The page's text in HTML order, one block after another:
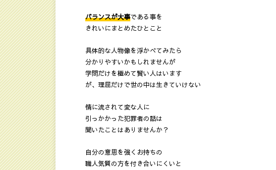
バランスが大事である事を
きれいにまとめたひとこと
具体的な人物像を浮かべてみたら
分かりやすいかもしれませんが
学問だけを極めて賢い人はいます
が、理屈だけで世の中は生きていけない
情に流されて変な人に
引っかかった犯罪者の話は
聞いたことはありませんか？
自分の意思を強くお持ちの
職人気質の方を付き合いにくいと